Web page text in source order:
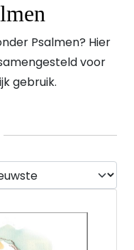
Psalmen? Hier
voor
gebruik.